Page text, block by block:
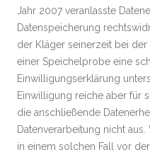
Jahr 2007 veranlasste
Datenspeicherung
der Kläger seinerzeit bei
einer Speichelprobe eine
Einwilligungserklärung
Einwilligung reiche aber für
die anschließende
Datenverarbeitung nicht
in einem solchen Fall vor